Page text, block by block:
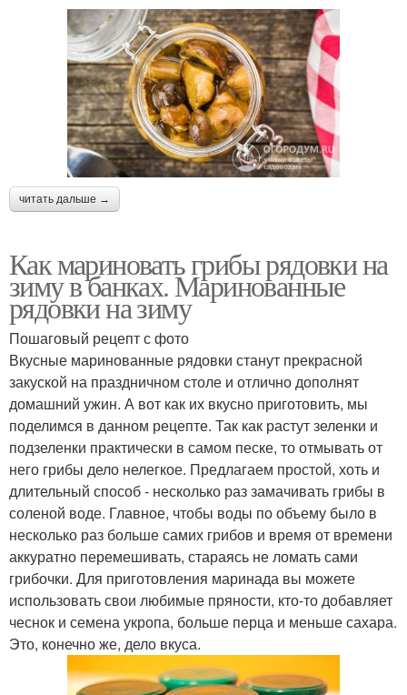
читать дальше →
Как мариновать грибы рядовки на
зиму в банках. Маринованные
рядовки на зиму
Пошаговый рецепт с фото
Вкусные маринованные рядовки станут прекрасной
закуской на праздничном столе и отлично дополнят
домашний ужин. А вот как их вкусно приготовить, мы
поделимся в данном рецепте. Так как растут зеленки и
подзеленки практически в самом песке, то отмывать от
него грибы дело нелегкое. Предлагаем простой, хоть и
длительный способ - несколько раз замачивать грибы в
соленой воде. Главное, чтобы воды по объему было в
несколько раз больше самих грибов и время от времени
аккуратно перемешивать, стараясь не ломать сами
грибочки. Для приготовления маринада вы можете
использовать свои любимые пряности, кто-то добавляет
чеснок и семена укропа, больше перца и меньше сахара.
Это, конечно же, дело вкуса.